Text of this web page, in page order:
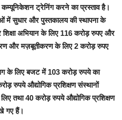
ट्रेनिंग करने का प्रस्ताव है।
में सुधार और पुस्तकालय की स्थापना के
शिक्षा अभियान के लिए 116 करोड़ रुपए और
और मज़बूतीकरण के लिए 2 करोड़ रुपए
के लिए बजट में 103 करोड़ रुपये का
रुपये औद्योगिक प्रशिक्षण संस्थानों
तथा 40 करोड़ रुपये औद्योगिक प्रशिक्षण
गए हैं।